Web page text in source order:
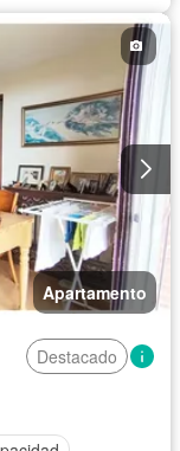
Apartamento
Destacado